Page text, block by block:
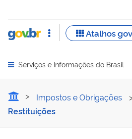
Abrir menu principal de
Serviços e Informações do Brasil
Acompanhar
Impostos e Obrigações
Restituições